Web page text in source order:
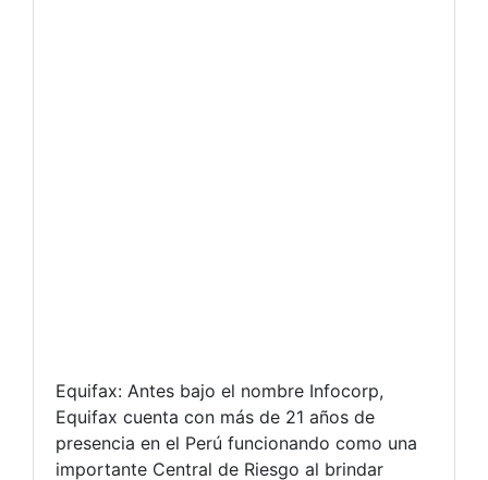
Equifax: Antes bajo el nombre Infocorp,
Equifax cuenta con más de 21 años de
presencia en el Perú funcionando como una
importante Central de Riesgo al brindar